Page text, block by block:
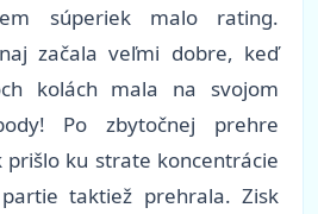
súperiek malo rating.
začala veľmi dobre, keď
kolách mala na svojom
Po zbytočnej prehre
ku strate koncentrácie
taktiež prehrala. Zisk